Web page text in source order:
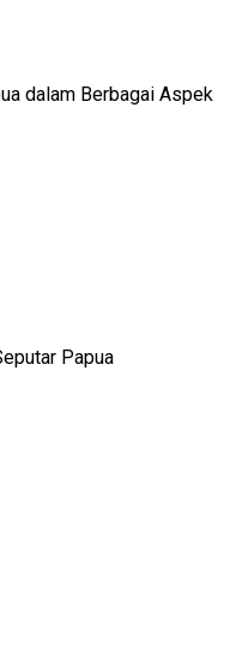
dalam Berbagai Aspek
Papua